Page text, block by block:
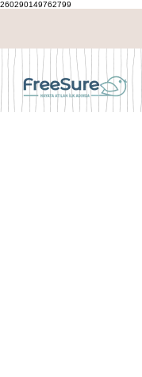
260290149762799